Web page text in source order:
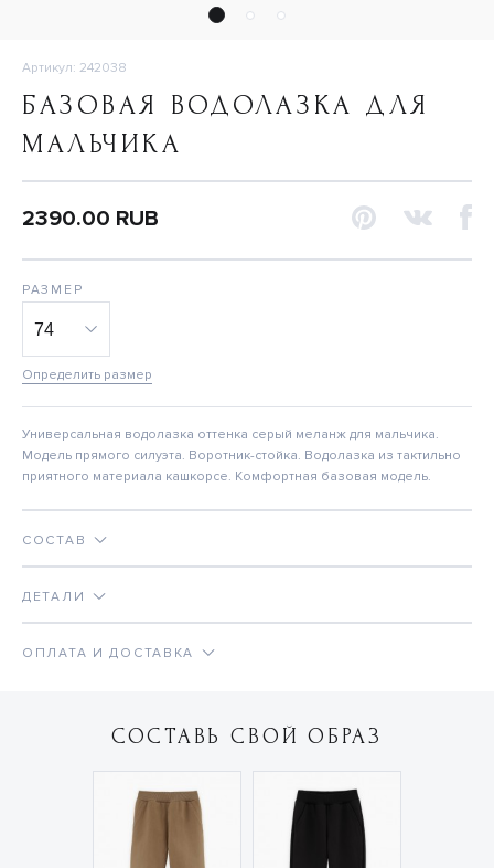
Артикул: 242038
БАЗОВАЯ ВОДОЛАЗКА ДЛЯ
МАЛЬЧИКА
2390.00 RUB
РАЗМЕР
Определить размер
Универсальная водолазка оттенка серый меланж для мальчика.
Модель прямого силуэта. Воротник-стойка. Водолазка из тактильно
приятного материала кашкорсе. Комфортная базовая модель.
СОСТАВ
ДЕТАЛИ
ОПЛАТА И ДОСТАВКА
СОСТАВЬ СВОЙ ОБРАЗ